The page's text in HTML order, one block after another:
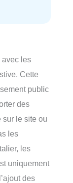
avec les
Cette
public
des
sur le site ou
les
les
uniquement
des